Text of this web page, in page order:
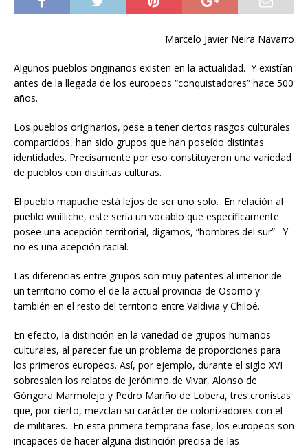
Marcelo Javier Neira Navarro
Algunos pueblos originarios existen en la actualidad. Y existían
antes de la llegada de los europeos “conquistadores” hace 500
años.
Los pueblos originarios, pese a tener ciertos rasgos culturales
compartidos, han sido grupos que han poseído distintas
identidades. Precisamente por eso constituyeron una variedad
de pueblos con distintas culturas.
El pueblo mapuche está lejos de ser uno solo. En relación al
pueblo wuilliche, este sería un vocablo que específicamente
posee una acepción territorial, digamos, “hombres del sur”. Y
no es una acepción racial.
Las diferencias entre grupos son muy patentes al interior de
un territorio como el de la actual provincia de Osorno y
también en el resto del territorio entre Valdivia y Chiloé.
En efecto, la distinción en la variedad de grupos humanos
culturales, al parecer fue un problema de proporciones para
los primeros europeos. Así, por ejemplo, durante el siglo XVI
sobresalen los relatos de Jerónimo de Vivar, Alonso de
Góngora Marmolejo y Pedro Mariño de Lobera, tres cronistas
que, por cierto, mezclan su carácter de colonizadores con el
de militares. En esta primera temprana fase, los europeos son
incapaces de hacer alguna distinción precisa de las